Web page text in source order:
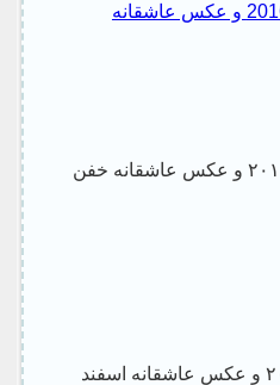
پیامک عاشقانه دوستت دارم ۲۰۱۶ و عکس عاشقانه خفن
پیامک خیلی عاشقانه جدید ۲۰۱۶ و عکس عاشقانه اسفند